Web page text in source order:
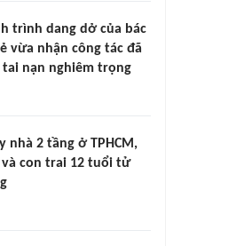
trình dang dở của bác
vừa nhận công tác đã
tai nạn nghiêm trọng
nhà 2 tầng ở TPHCM,
và con trai 12 tuổi tử